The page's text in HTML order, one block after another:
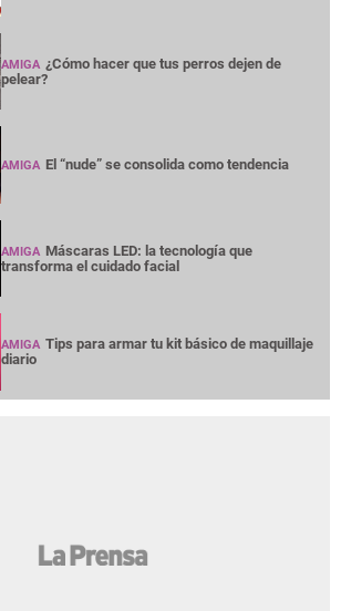
AMIGA ¿Cómo hacer que tus perros dejen de
pelear?
AMIGA El “nude” se consolida como tendencia
AMIGA Máscaras LED: la tecnología que
transforma el cuidado facial
AMIGA Tips para armar tu kit básico de maquillaje
diario